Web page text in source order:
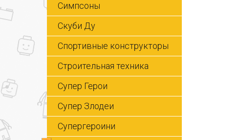
Симпсоны
Скуби Ду
Спортивные конструкторы
Строительная техника
Супер Герои
Супер Злодеи
Супергероини